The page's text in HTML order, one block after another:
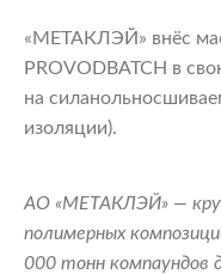
«МЕТАКЛЭЙ» внёс
PROVODBATCH в
на
изоляции).
АО «МЕТАКЛЭЙ» —
полимерных
000 тонн компаундов